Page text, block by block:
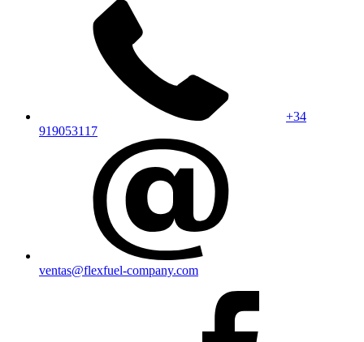
+34
919053117
ventas@flexfuel-company.com